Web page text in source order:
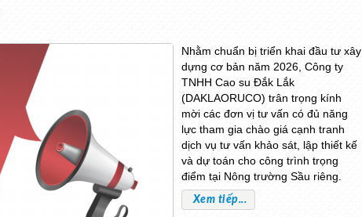
Nhằm chuẩn bị triển khai đầu tư xây
dựng cơ bản năm 2026, Công ty
TNHH Cao su Đắk Lắk
(DAKLAORUCO) trân trọng kính
mời các đơn vị tư vấn có đủ năng
lực tham gia chào giá cạnh tranh
dịch vụ tư vấn khảo sát, lập thiết kế
và dự toán cho công trình trọng
điểm tại Nông trường Sầu riêng.
Xem tiếp...